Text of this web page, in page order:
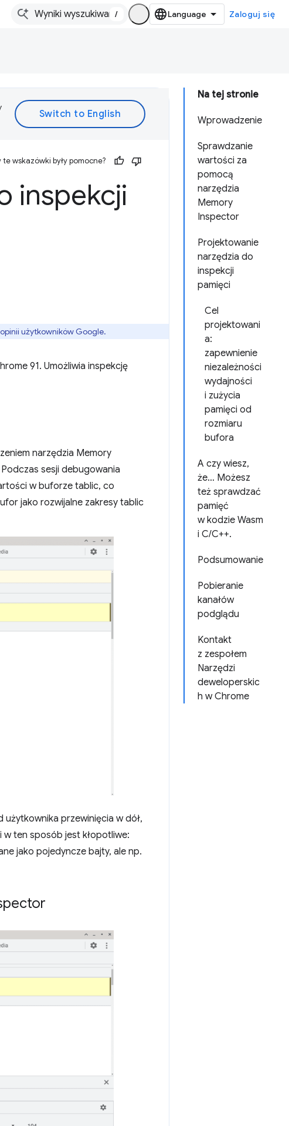
/ Zaloguj się
Na tej stronie
Wprowadzenie
Sprawdzanie
wartości za
pomocą
narzędzia
Memory
Inspector
Projektowanie
narzędzia do
inspekcji
pamięci
Cel
projektowani
a:
zapewnienie
niezależności
wydajności
i zużycia
pamięci od
rozmiaru
bufora
A czy wiesz,
że… Możesz
też sprawdzać
pamięć
w kodzie Wasm
i C/C++.
Podsumowanie
Pobieranie
kanałów
podglądu
Kontakt
z zespołem
Narzędzi
deweloperskic
h w Chrome
te wskazówki były pomocne?
inspekcji
użytkowników Google.
91. Umożliwia inspekcję
narzędzia Memory
sesji debugowania
w buforze tablic, co
jako rozwijalne zakresy tablic
przewinięcia w dół,
ten sposób jest kłopotliwe:
jako pojedyncze bajty, ale np.